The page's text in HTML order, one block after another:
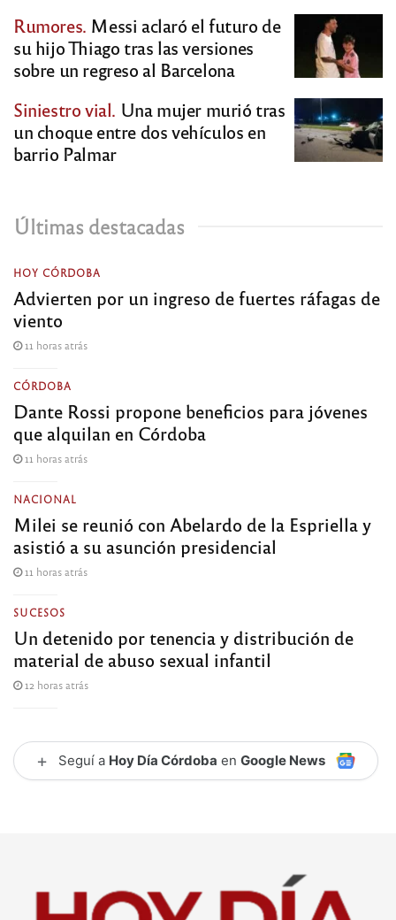
Rumores. Messi aclaró el futuro de
su hijo Thiago tras las versiones
sobre un regreso al Barcelona
Siniestro vial. Una mujer murió tras
un choque entre dos vehículos en
barrio Palmar
Últimas destacadas
HOY CÓRDOBA
Advierten por un ingreso de fuertes ráfagas de
viento
11 horas atrás
CÓRDOBA
Dante Rossi propone beneficios para jóvenes
que alquilan en Córdoba
11 horas atrás
NACIONAL
Milei se reunió con Abelardo de la Espriella y
asistió a su asunción presidencial
11 horas atrás
SUCESOS
Un detenido por tenencia y distribución de
material de abuso sexual infantil
12 horas atrás
+ Seguí a Hoy Día Córdoba en Google News